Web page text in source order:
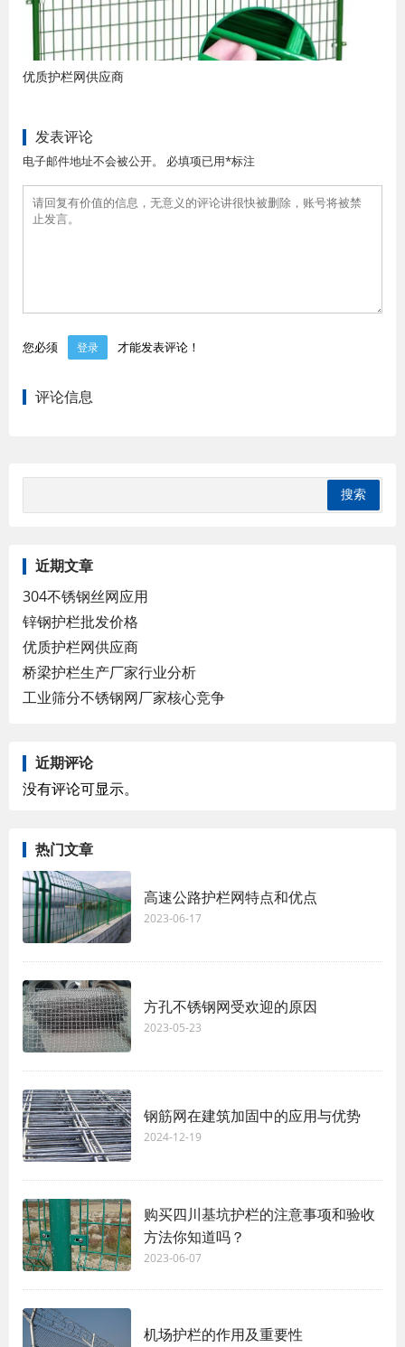
优质护栏网供应商
发表评论
电子邮件地址不会被公开。 必填项已用*标注
您必须 登录 才能发表评论！
评论信息
近期文章
304不锈钢丝网应用
锌钢护栏批发价格
优质护栏网供应商
桥梁护栏生产厂家行业分析
工业筛分不锈钢网厂家核心竞争
近期评论
没有评论可显示。
热门文章
高速公路护栏网特点和优点
2023-06-17
方孔不锈钢网受欢迎的原因
2023-05-23
钢筋网在建筑加固中的应用与优势
2024-12-19
购买四川基坑护栏的注意事项和验收
方法你知道吗？
2023-06-07
机场护栏的作用及重要性